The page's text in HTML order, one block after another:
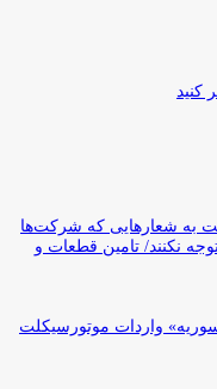
کنید
به شعارهایی که شرکت‌ها
نکنند/ تامین قطعات و
واردات موتورسیکلت